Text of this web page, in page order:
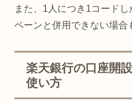
また、1人につき1コード
ペーンと併用できない場合
楽天銀行の口座開
使い方